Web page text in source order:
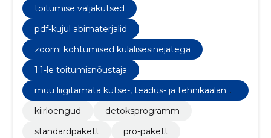
toitumise väljakutsed
pdf-kujul abimaterjalid
zoomi kohtumised külalisesinejatega
1:1-le toitumisnõustaja
muu liigitamata kutse-, teadus- ja tehnikaalane
tegevus
kiirloengud
detoksprogramm
standardpakett
pro-pakett